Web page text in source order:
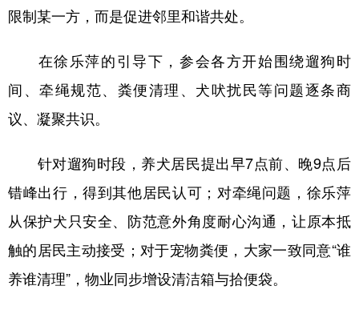
限制某一方，而是促进邻里和谐共处。
在徐乐萍的引导下，参会各方开始围绕遛狗时
间、牵绳规范、粪便清理、犬吠扰民等问题逐条商
议、凝聚共识。
针对遛狗时段，养犬居民提出早7点前、晚9点后
错峰出行，得到其他居民认可；对牵绳问题，徐乐萍
从保护犬只安全、防范意外角度耐心沟通，让原本抵
触的居民主动接受；对于宠物粪便，大家一致同意“谁
养谁清理”，物业同步增设清洁箱与拾便袋。